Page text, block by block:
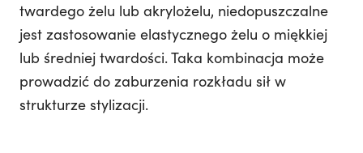
twardego żelu lub akrylożelu, niedopuszczalne
jest zastosowanie elastycznego żelu o miękkiej
lub średniej twardości. Taka kombinacja może
prowadzić do zaburzenia rozkładu sił w
strukturze stylizacji.